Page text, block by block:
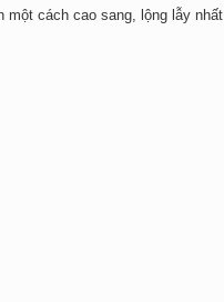
cách cao sang, lộng lẫy nhất.